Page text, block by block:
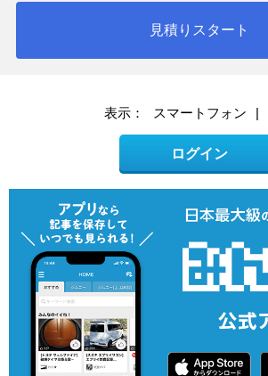
見積りスタート
表示： スマートフォン |
ログイン